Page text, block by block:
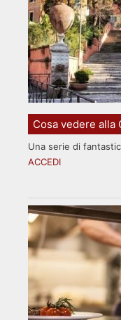
Cosa vedere alla
Una serie di
ACCEDI